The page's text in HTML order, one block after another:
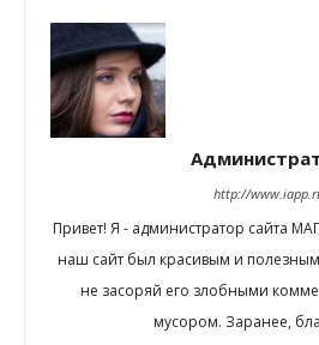
http://
Привет! Я - администратор сайта
наш сайт был красивым и
не засоряй его злобными
мусором. Заранее,